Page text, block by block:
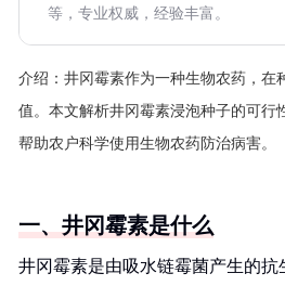
等，专业权威，经验丰富。
介绍： 井冈霉素作为一种生物农药，在
值。本文解析井冈霉素浸泡种子的可行
帮助农户科学使用生物农药防治病害。
一、井冈霉素是什么
井冈霉素是由吸水链霉菌产生的